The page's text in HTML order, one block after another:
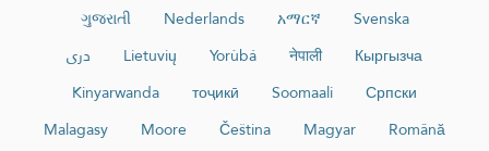
Svenska
አማርኛ
Nederlands
ગુજરાતી
Кыргызча
नेपाली
Yorùbá
Lietuvių
دری
Српски
Soomaali
тоҷикӣ
Kinyarwanda
Română
Magyar
Čeština
Moore
Malagasy